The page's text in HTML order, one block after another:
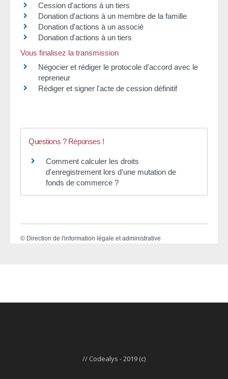
Cession d'actions à un tiers
Donation d'actions à un membre de la famille
Donation d'actions à un associé
Donation d'actions à un tiers
Vous finalisez la transmission
Négocier et rédiger le protocole d'accord avec le
repreneur
Rédiger et signer l'acte de cession définitif
Questions ? Réponses !
Comment calculer les droits
d'enregistrement lors d'une mutation de
fonds de commerce ?
© Direction de l'information légale et administrative
// Codealys - 2019 (c)